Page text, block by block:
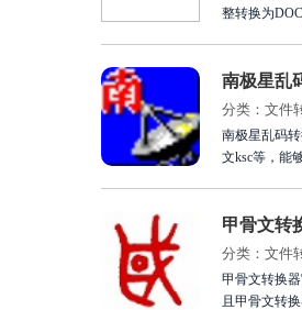
整转换为
南极星乱
分类：文件
南极星乱码
文ksc等，能
甲骨文转
分类：文件
甲骨文转换
且甲骨文转